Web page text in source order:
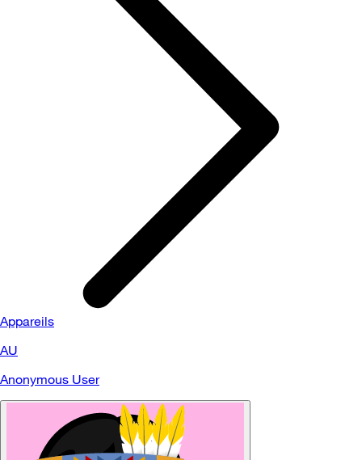
Appareils
AU
Anonymous User